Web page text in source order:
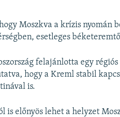
Moszkva a krízis nyomán
esetleges
felajánlotta egy
hogy a Kreml stabil
is.
is előnyös lehet a helyzet